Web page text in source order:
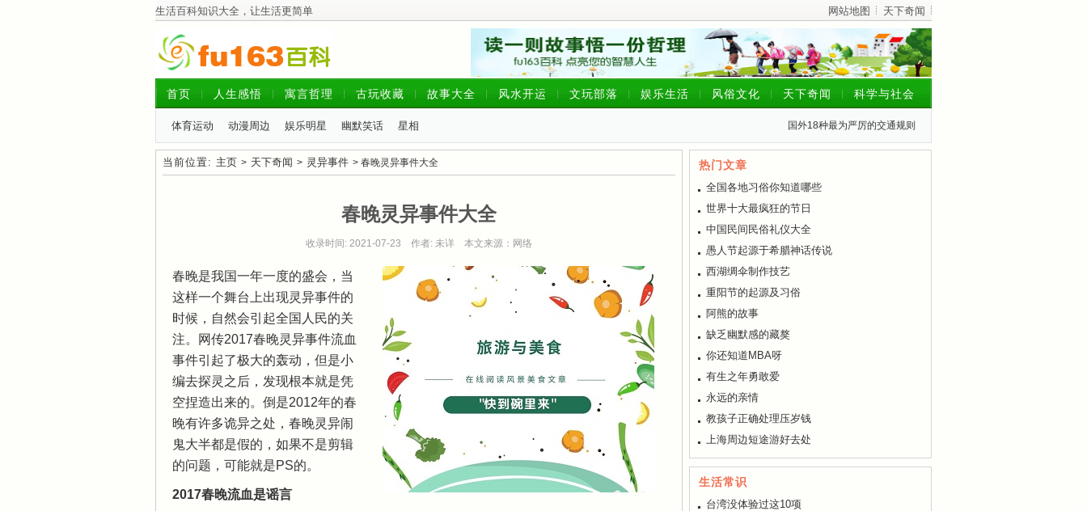
生活百科知识大全，让生活更简单 天下奇闻
网站地图
首页 人生感悟 寓言哲理 古玩收藏 故事大全 风水开运 文玩部落 娱乐生活 风俗文化 天下奇闻 科学与社会
体育运动 动漫周边 娱乐明星 幽默笑话 星相 国外18种最为严厉的交通规则
当前位置: 主页 > 天下奇闻 > 灵异事件 > 春晚灵异事件大全
春晚灵异事件大全
收录时间: 2021-07-23 作者: 未详 本文来源：网络
春晚是我国一年一度的盛会，当
这样一个舞台上出现灵异事件的
时候，自然会引起全国人民的关
注。网传2017春晚灵异事件流血
事件引起了极大的轰动，但是小
编去探灵之后，发现根本就是凭
空捏造出来的。倒是2012年的春
晚有许多诡异之处，春晚灵异闹
鬼大半都是假的，如果不是剪辑
的问题，可能就是PS的。
2017春晚流血是谣言
热门文章
全国各地习俗你知道哪些
世界十大最疯狂的节日
中国民间民俗礼仪大全
愚人节起源于希腊神话传说
西湖绸伞制作技艺
重阳节的起源及习俗
阿熊的故事
缺乏幽默感的藏獒
你还知道MBA呀
有生之年勇敢爱
永远的亲情
教孩子正确处理压岁钱
上海周边短途游好去处
生活常识
台湾没体验过这10项